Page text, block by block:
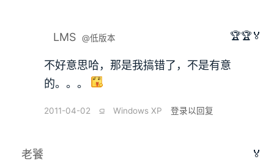
LMS @低版本 🏆🏆🏅
不好意思哈，那是我搞错了，不是有意
的。。。
2011-04-02 ⫑ Windows XP 登录以回复
老饕 🏅